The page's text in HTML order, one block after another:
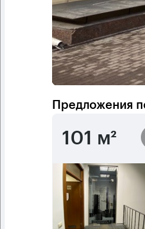
Предложения
101 м²